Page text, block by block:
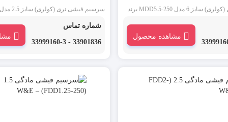
سرسیم فیشی نری (کولری) سایز 6 مدل MDD5.5-250 برند
سرسیم است. از این دسته از سرسیم در
مادگی برای اتصال موقت دو سیم به
شود.
مشاهده محصول
سوکتی یکی از انواع سرسیم است. از این
کولری روکش دار در مقابل سرسیم فیشی
موقت دو سیم به یکدیگر استفاده می شود.
شماره تماس
33901836 - 33999160-3